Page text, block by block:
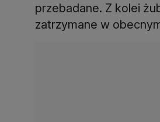
przebadane. Z kolei
zatrzymane w